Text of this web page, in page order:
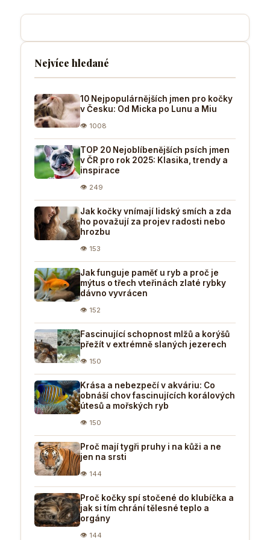
Nejvíce hledané
10 Nejpopulárnějších jmen pro kočky
v Česku: Od Micka po Lunu a Miu
👁 1008
TOP 20 Nejoblíbenějších psích jmen
v ČR pro rok 2025: Klasika, trendy a
inspirace
👁 249
Jak kočky vnímají lidský smích a zda
ho považují za projev radosti nebo
hrozbu
👁 153
Jak funguje paměť u ryb a proč je
mýtus o třech vteřinách zlaté rybky
dávno vyvrácen
👁 152
Fascinující schopnost mlžů a korýšů
přežít v extrémně slaných jezerech
👁 150
Krása a nebezpečí v akváriu: Co
obnáší chov fascinujících korálových
útesů a mořských ryb
👁 150
Proč mají tygři pruhy i na kůži a ne
jen na srsti
👁 144
Proč kočky spí stočené do klubíčka a
jak si tím chrání tělesné teplo a
orgány
👁 144